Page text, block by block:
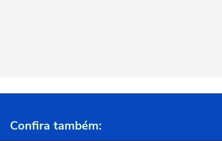
Confira também: